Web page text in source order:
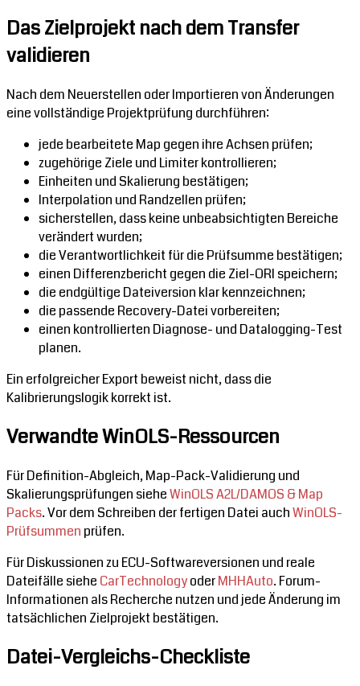
Das Zielprojekt nach dem Transfer
validieren
Nach dem Neuerstellen oder Importieren von Änderungen
eine vollständige Projektprüfung durchführen:
jede bearbeitete Map gegen ihre Achsen prüfen;
zugehörige Ziele und Limiter kontrollieren;
Einheiten und Skalierung bestätigen;
Interpolation und Randzellen prüfen;
sicherstellen, dass keine unbeabsichtigten Bereiche
verändert wurden;
die Verantwortlichkeit für die Prüfsumme bestätigen;
einen Differenzbericht gegen die Ziel-ORI speichern;
die endgültige Dateiversion klar kennzeichnen;
die passende Recovery-Datei vorbereiten;
einen kontrollierten Diagnose- und Datalogging-Test
planen.
Ein erfolgreicher Export beweist nicht, dass die
Kalibrierungslogik korrekt ist.
Verwandte WinOLS-Ressourcen
Für Definition-Abgleich, Map-Pack-Validierung und
Skalierungsprüfungen sieheWinOLS A2L/DAMOS & Map
Packs. Vor dem Schreiben der fertigen Datei auchWinOLS-
Prüfsummen prüfen.
Für Diskussionen zu ECU-Softwareversionen und reale
Dateifälle siehe CarTechnologyoderMHHAuto. Forum-
Informationen als Recherche nutzen und jede Änderung im
tatsächlichen Zielprojekt bestätigen.
Datei-Vergleichs-Checkliste